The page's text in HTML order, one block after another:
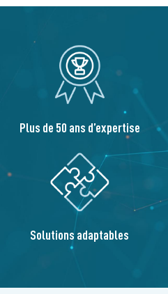
Plus de 50 ans d’expertise
Solutions adaptables